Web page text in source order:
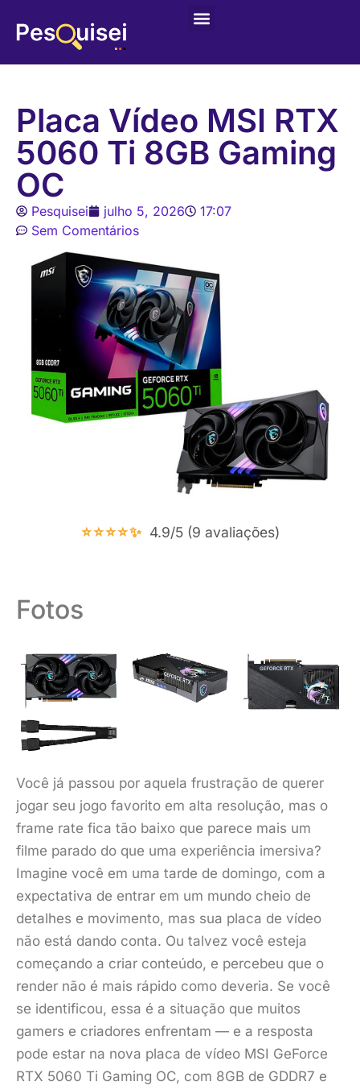
Placa Vídeo MSI RTX
5060 Ti 8GB Gaming
OC
Pesquisei julho 5, 2026
17:07
Sem Comentários
⭐⭐⭐⭐✨ 4.9/5 (9 avaliações)
Fotos
Você já passou por aquela frustração de querer
jogar seu jogo favorito em alta resolução, mas o
frame rate fica tão baixo que parece mais um
filme parado do que uma experiência imersiva?
Imagine você em uma tarde de domingo, com a
expectativa de entrar em um mundo cheio de
detalhes e movimento, mas sua placa de vídeo
não está dando conta. Ou talvez você esteja
começando a criar conteúdo, e percebeu que o
render não é mais rápido como deveria. Se você
se identificou, essa é a situação que muitos
gamers e criadores enfrentam — e a resposta
pode estar na nova placa de vídeo MSI GeForce
RTX 5060 Ti Gaming OC, com 8GB de GDDR7 e